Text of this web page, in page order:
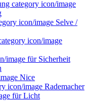
Selve /
für Sicherheit
Nice
Rademacher
für Licht